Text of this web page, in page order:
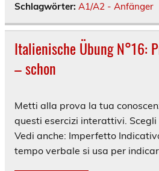
Schlagwörter: A1/A2 - Anfänger
Italienische Übung N°16:
– schon
Metti alla prova la tua
questi esercizi interattivi.
Vedi anche: Imperfetto
tempo verbale si usa per